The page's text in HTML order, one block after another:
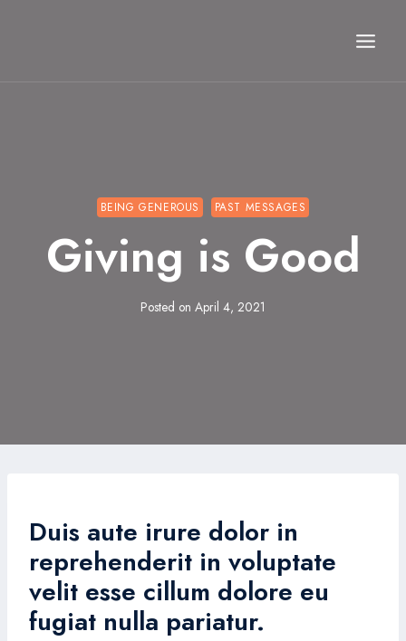
BEING GENEROUS PAST MESSAGES
Giving is Good
Posted on April 4, 2021
Duis aute irure dolor in
reprehenderit in voluptate
velit esse cillum dolore eu
fugiat nulla pariatur.